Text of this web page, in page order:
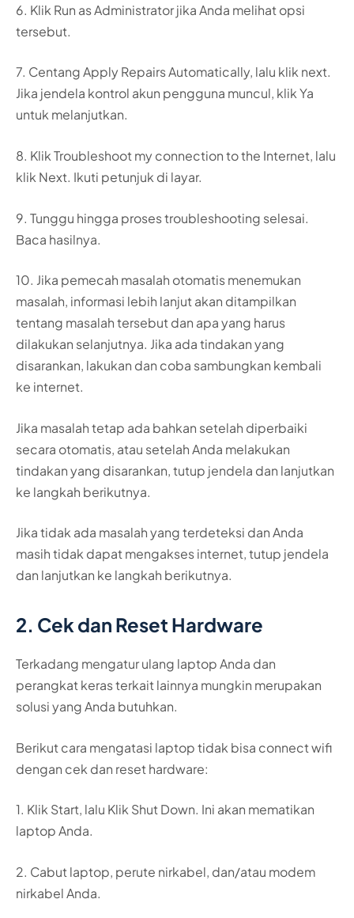
6. Klik Run as Administrator jika Anda melihat opsi
tersebut.
7. Centang Apply Repairs Automatically, lalu klik next.
Jika jendela kontrol akun pengguna muncul, klik Ya
untuk melanjutkan.
8. Klik Troubleshoot my connection to the Internet, lalu
klik Next. Ikuti petunjuk di layar.
9. Tunggu hingga proses troubleshooting selesai.
Baca hasilnya.
10. Jika pemecah masalah otomatis menemukan
masalah, informasi lebih lanjut akan ditampilkan
tentang masalah tersebut dan apa yang harus
dilakukan selanjutnya. Jika ada tindakan yang
disarankan, lakukan dan coba sambungkan kembali
ke internet.
Jika masalah tetap ada bahkan setelah diperbaiki
secara otomatis, atau setelah Anda melakukan
tindakan yang disarankan, tutup jendela dan lanjutkan
ke langkah berikutnya.
Jika tidak ada masalah yang terdeteksi dan Anda
masih tidak dapat mengakses internet, tutup jendela
dan lanjutkan ke langkah berikutnya.
2. Cek dan Reset Hardware
Terkadang mengatur ulang laptop Anda dan
perangkat keras terkait lainnya mungkin merupakan
solusi yang Anda butuhkan.
Berikut cara mengatasi laptop tidak bisa connect wifi
dengan cek dan reset hardware:
1. Klik Start, lalu Klik Shut Down. Ini akan mematikan
laptop Anda.
2. Cabut laptop, perute nirkabel, dan/atau modem
nirkabel Anda.